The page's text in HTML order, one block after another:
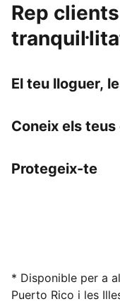
Rep
El teu lloguer,
Coneix els
Protegeix-te
Lloga
* Disponible per a
Puerto Rico i les